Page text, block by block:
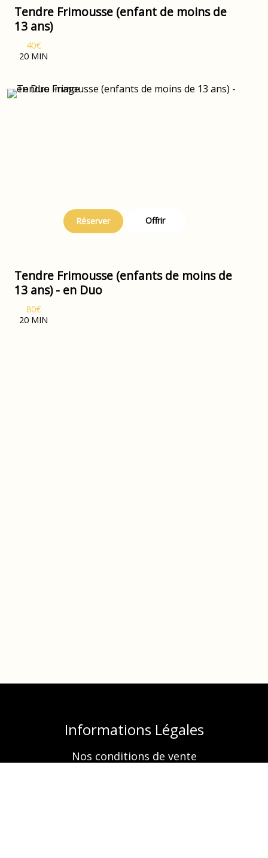
Tendre Frimousse (enfant de moins de
13 ans)
40€
20 MIN
Réserver Offrir
Tendre Frimousse (enfants de moins de
13 ans) - en Duo
80€
20 MIN
Informations Légales
Nos conditions de vente